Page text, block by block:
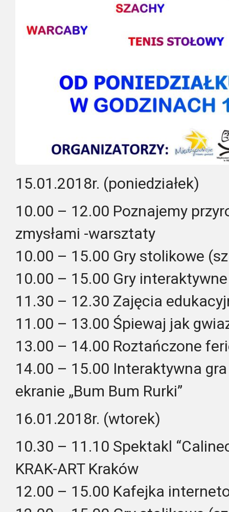
15.01.2018r. (poniedziałek)
10.00 – 12.00 Poznajemy
zmysłami -warsztaty
10.00 – 15.00 Gry stolikowe
10.00 – 15.00 Gry
11.30 – 12.30 Zajęcia
11.00 – 13.00 Śpiewaj jak
13.00 – 14.00 Roztańczone
14.00 – 15.00 Interaktywna
ekranie „Bum Bum Rurki”
16.01.2018r. (wtorek)
10.30 – 11.10 Spektakl
KRAK-ART Kraków
12.00 – 15.00 Kafejka